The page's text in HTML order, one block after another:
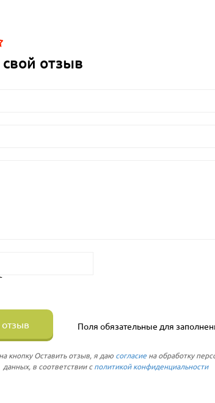
отзыв
отзыв Поля обязательные для
кнопку Оставить отзыв, я даю согласие на обработку
данных, в соответствии сполитикой конфиденциальности